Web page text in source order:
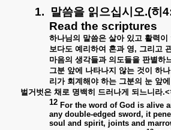
1. 말씀을 읽으십시오.(히
Read the scriptures
하나님의 말씀은 살아 있고 활력이
보다도 예리하여 혼과 영, 그리고
마음의 생각들과 의도들을 판별하
그분 앞에 나타나지 않는 것이 하
리가 회계해야 하는 그분의 눈 앞에
벌거벗은 채로 명백히 드러나게 되느니라.<
12 For the word of God is alive
any double-edged sword, it
soul and spirit, joints and